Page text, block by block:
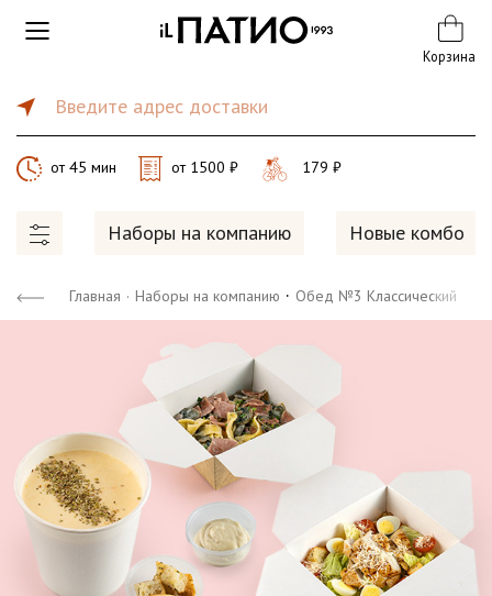
Корзина
Введите адрес доставки
от 45 мин от 1500 ₽ 179 ₽
Наборы на компанию Новые комбо
Главная · Наборы на компанию · Обед №3 Классический